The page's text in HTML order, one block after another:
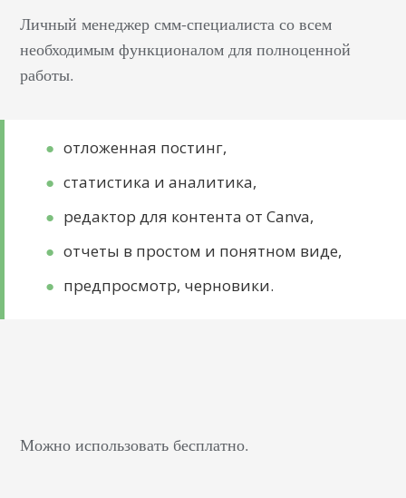
Личный менеджер смм-специалиста со всем
необходимым функционалом для полноценной
работы.
отложенная постинг,
статистика и аналитика,
редактор для контента от Canva,
отчеты в простом и понятном виде,
предпросмотр, черновики.
Можно использовать бесплатно.